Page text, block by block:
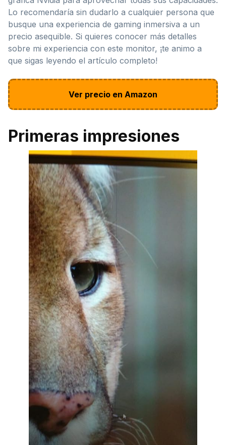
Lo recomendaría sin dudarlo a cualquier persona que
busque una experiencia de gaming inmersiva a un
precio asequible. Si quieres conocer más detalles
sobre mi experiencia con este monitor, ¡te animo a
que sigas leyendo el artículo completo!
Ver precio en Amazon
Primeras impresiones